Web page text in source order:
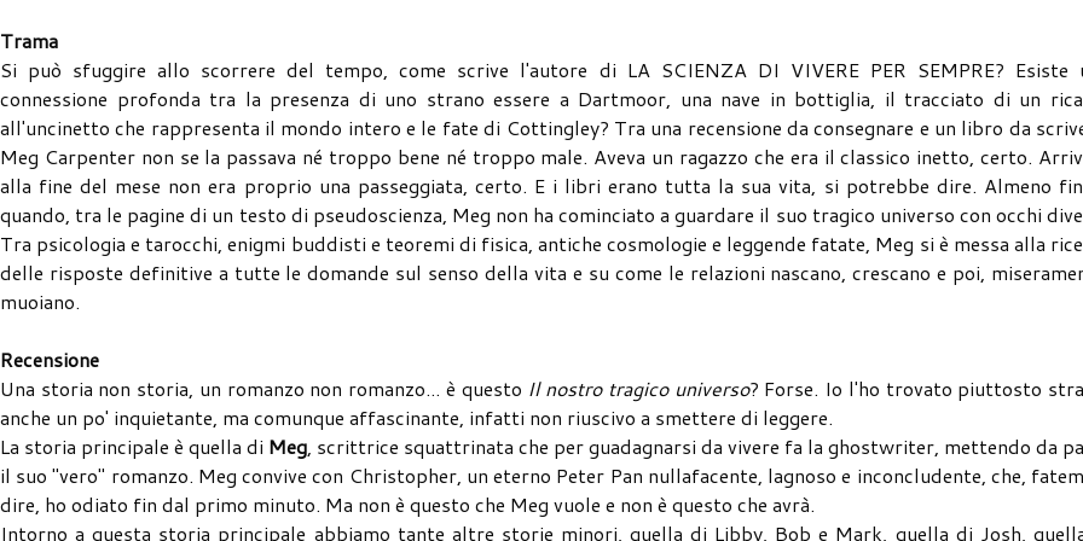
Trama
Si può sfuggire allo scorrere del tempo, come scrive l'autore di LA SCIENZA DI VIVERE PER SEMPRE? Esiste
connessione profonda tra la presenza di uno strano essere a Dartmoor, una nave in bottiglia, il tracciato di un
all'uncinetto che rappresenta il mondo intero e le fate di Cottingley? Tra una recensione da consegnare e un libro da
Meg Carpenter non se la passava né troppo bene né troppo male. Aveva un ragazzo che era il classico inetto, certo.
alla fine del mese non era proprio una passeggiata, certo. E i libri erano tutta la sua vita, si potrebbe dire. Almeno
quando, tra le pagine di un testo di pseudoscienza, Meg non ha cominciato a guardare il suo tragico universo con occhi
Tra psicologia e tarocchi, enigmi buddisti e teoremi di fisica, antiche cosmologie e leggende fatate, Meg si è messa alla
delle risposte definitive a tutte le domande sul senso della vita e su come le relazioni nascano, crescano e poi,
muoiano.
Recensione
Una storia non storia, un romanzo non romanzo... è questo Il nostro tragico universo? Forse. Io l'ho trovato piuttosto
anche un po' inquietante, ma comunque affascinante, infatti non riuscivo a smettere di leggere.
La storia principale è quella di Meg, scrittrice squattrinata che per guadagnarsi da vivere fa la ghostwriter, mettendo da
il suo "vero" romanzo. Meg convive con Christopher, un eterno Peter Pan nullafacente, lagnoso e inconcludente, che,
dire, ho odiato fin dal primo minuto. Ma non è questo che Meg vuole e non è questo che avrà.
Intorno a questa storia principale abbiamo tante altre storie minori, quella di Libby, Bob e Mark, quella di Josh,